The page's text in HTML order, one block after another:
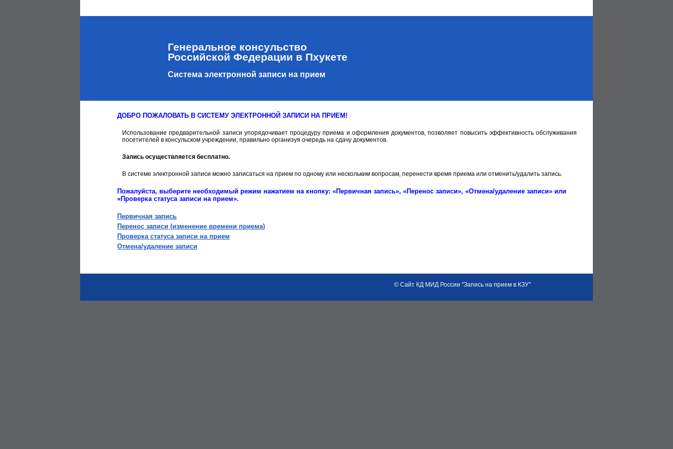
Генеральное консульство
Российской Федерации в Пхукете
Система электронной записи на прием
ДОБРО ПОЖАЛОВАТЬ В СИСТЕМУ ЭЛЕКТРОННОЙ ЗАПИСИ НА ПРИЕМ!
Использование предварительной записи упорядочивает процедуру приема и оформления документов, позволяет повысить эффективность обслуживания
посетителей в консульском учреждении, правильно организуя очередь на сдачу документов.
Запись осуществляется бесплатно.
В системе электронной записи можно записаться на прием по одному или нескольким вопросам, перенести время приема или отменить/удалить запись.
Пожалуйста, выберите необходимый режим нажатием на кнопку: «Первичная запись», «Перенос записи», «Отмена/удаление записи» или
«Проверка статуса записи на прием».
Первичная запись
Перенос записи (изменение времени приема)
Проверка статуса записи на прием
Отмена/удаление записи
© Сайт КД МИД России "Запись на прием в КЗУ"